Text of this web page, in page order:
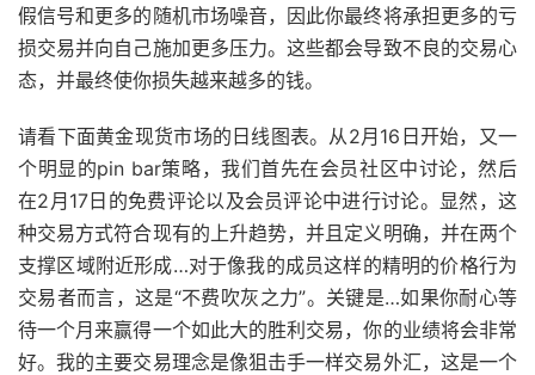
假信号和更多的随机市场噪音，因此你最终将承担更多的亏
损交易并向自己施加更多压力。这些都会导致不良的交易心
态，并最终使你损失越来越多的钱。
请看下面黄金现货市场的日线图表。从2月16日开始，又一
个明显的pin bar策略，我们首先在会员社区中讨论，然后
在2月17日的免费评论以及会员评论中进行讨论。显然，这
种交易方式符合现有的上升趋势，并且定义明确，并在两个
支撑区域附近形成…对于像我的成员这样的精明的价格行为
交易者而言，这是“不费吹灰之力”。关键是…如果你耐心等
待一个月来赢得一个如此大的胜利交易，你的业绩将会非常
好。我的主要交易理念是像狙击手一样交易外汇，这是一个